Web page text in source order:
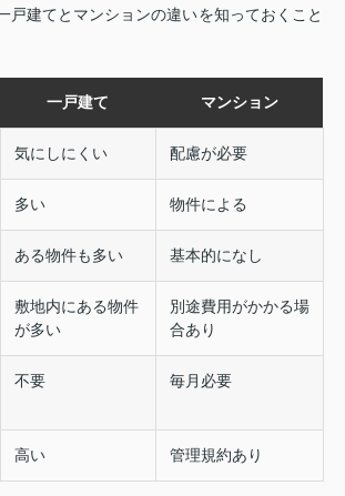
戸建てとマンションの違いを知っておくこと
一戸建て マンション
気にしにくい 配慮が必要
多い 物件による
ある物件も多い 基本的になし
敷地内にある物件
が多い
別途費用がかかる場
合あり
不要 毎月必要
高い 管理規約あり